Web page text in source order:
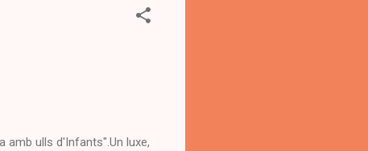
amb ulls d'Infants".Un luxe,